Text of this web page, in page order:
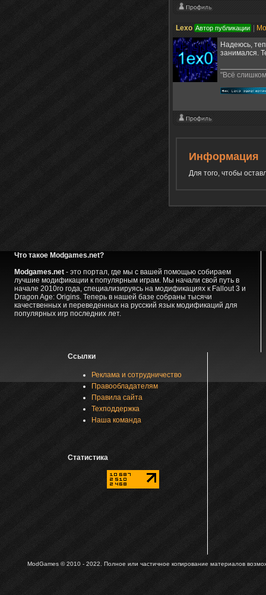
Lexo Автор публикации
Надеюсь,
занимался.
"Всё
Информация
Для того, чтобы
Что такое Modgames.net?
Modgames.net- это портал, где мы с вашей помощью собираем
лучшие модификации к популярным играм. Мы начали свой путь в
начале 2010го года, специализируясь на модификациях к Fallout 3 и
Dragon Age: Origins. Теперь в нашей базе собраны тысячи
качественных и переведенных на русский язык модификаций для
популярных игр последних лет.
Ссылки
Реклама и сотрудничество
Правообладателям
Правила сайта
Техподдержка
Наша команда
Статистика
ModGames © 2010 - 2022. Полное или частичное копирование материалов